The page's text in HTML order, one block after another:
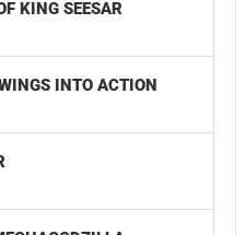
KING SEESAR
INTO ACTION